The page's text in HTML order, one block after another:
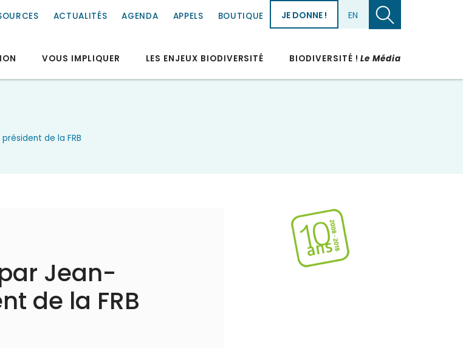
ACTUALITÉS AGENDA APPELS BOUTIQUE JE DONNE ! EN
VOUS IMPLIQUER LES ENJEUX BIODIVERSITÉ BIODIVERSITÉ !Le Média
président de la FRB
par Jean-
de la FRB